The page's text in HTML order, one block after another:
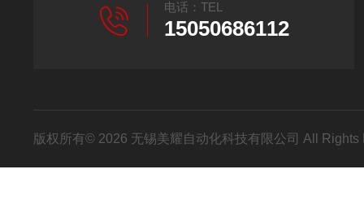
电话：TEL
15050686112
版权所有© 2026 无锡美耀自动化科技有限公司 All